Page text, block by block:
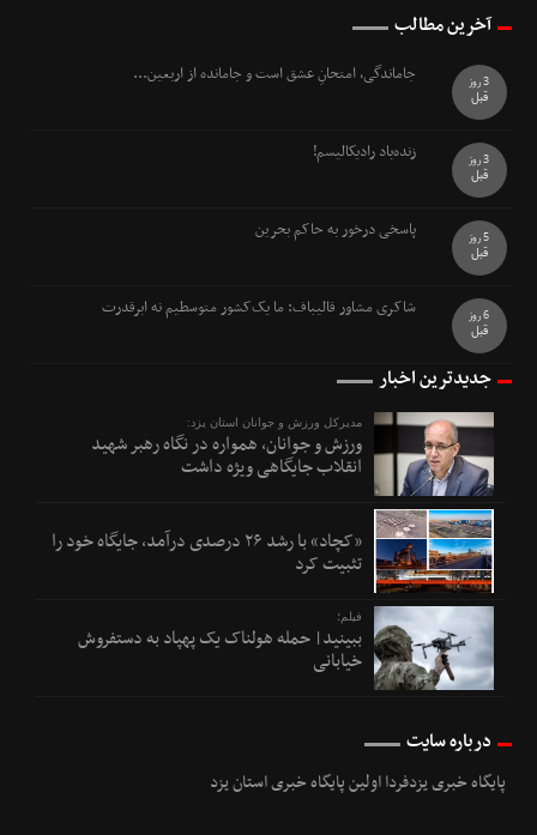
آخرین مطالب
جاماندگی، امتحانِ عشق است و جامانده از اربعین...
3 روز
قبل
زنده‌باد رادیکالیسم!
3 روز
قبل
پاسخی درخور به حاکم بحرین
5 روز
قبل
شاکری مشاور قالیباف: ما یک‌کشور متوسطیم نه ابرقدرت
6 روز
قبل
جدیدترین اخبار
مدیرکل ورزش و جوانان استان یزد:
ورزش و جوانان، همواره در نگاه رهبر شهید
انقلاب جایگاهی ویژه داشت
«کچاد» با رشد ۲۶ درصدی درآمد، جایگاه خود را
تثبیت کرد
فیلم؛
ببینید| حمله هولناک یک پهپاد به دستفروش
خیابانی
درباره سایت
پایگاه خبری یزدفردا اولین پایگاه خبری استان یزد